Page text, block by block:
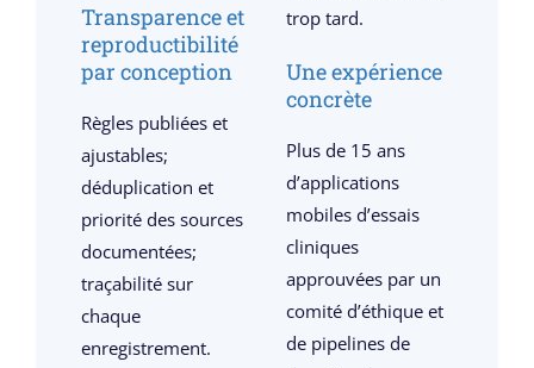
Transparence et
reproductibilité
par conception
Règles publiées et
ajustables;
déduplication et
priorité des sources
documentées;
traçabilité sur
chaque
enregistrement.
trop tard.
Une expérience
concrète
Plus de 15 ans
d’applications
mobiles d’essais
cliniques
approuvées par un
comité d’éthique et
de pipelines de